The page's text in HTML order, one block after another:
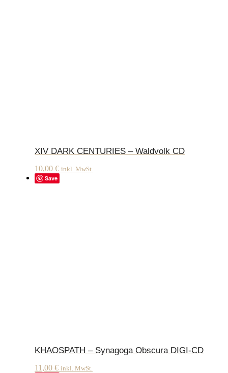
XIV DARK CENTURIES – Waldvolk CD
10,00 € inkl. MwSt.
Save
KHAOSPATH – Synagoga Obscura DIGI-CD
11,00 € inkl. MwSt.